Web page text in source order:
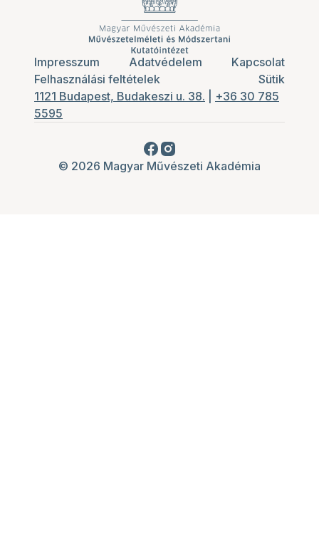
Impresszum Adatvédelem
Kapcsolat
Felhasználási feltételek
Sütik
1121 Budapest, Budakeszi u. 38.
+36 30 785
5595
© 2026 Magyar Művészeti Akadémia